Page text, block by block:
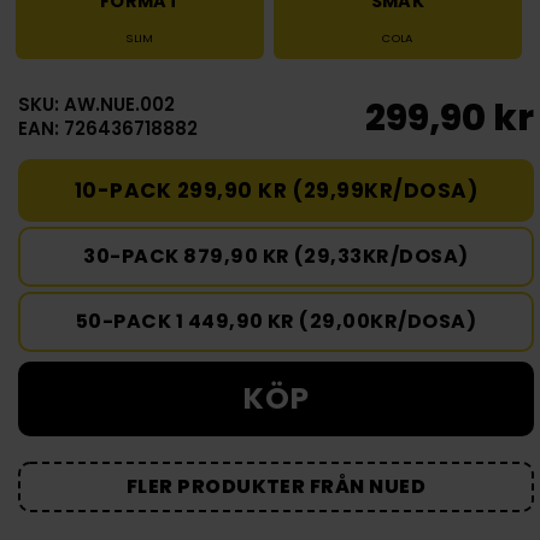
SLIM COLA
SKU: AW.NUE.002
EAN: 726436718882
299,90 kr
10-PACK 299,90 KR (29,99KR/DOSA)
30-PACK 879,90 KR (29,33KR/DOSA)
50-PACK 1 449,90 KR (29,00KR/DOSA)
KÖP
FLER PRODUKTER FRÅN NUED